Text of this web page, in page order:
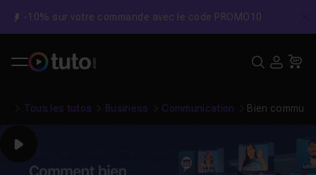
-10% sur votre commande avec le code PROMO10
Tous les tutos Business Communication Bien
Play